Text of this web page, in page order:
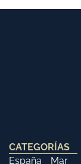
CATEGORÍAS
España
Mar